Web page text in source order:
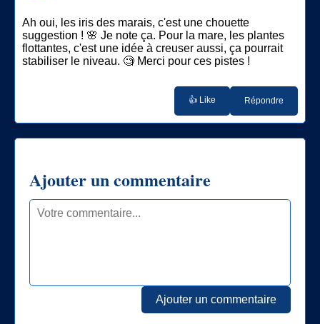
Ah oui, les iris des marais, c'est une chouette
suggestion ! 🌸 Je note ça. Pour la mare, les plantes
flottantes, c'est une idée à creuser aussi, ça pourrait
stabiliser le niveau. 🧐 Merci pour ces pistes !
👍 Like Répondre
Ajouter un commentaire
Ajouter un commentaire